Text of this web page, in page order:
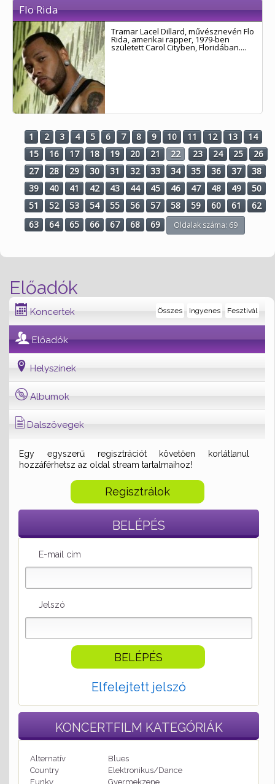
Előadók
Koncertek Fesztivál
Ingyenes
Összes
Előadók
Helyszínek
Albumok
Dalszövegek
Egy egyszerű regisztrációt követően korlátlanul
hozzáférhetsz az oldal stream tartalmaihoz!
Regisztrálok
BELÉPÉS
E-mail cím
Jelszó
Elfelejtett jelszó
KONCERTFILM KATEGÓRIÁK
Alternatív
Blues
Country
Elektronikus/Dance
Funky
Gyermekzene
Flo Rida
Tramar Lacel Dillard, művésznevén Flo
Rida, amerikai rapper, 1979-ben
született Carol Cityben, Floridában....
1 2 3 4 5 6 7 8 9 10 11 12 13
14
15
16 17 18 19 20 21 22 23 24 25
26
27
28 29 30 31 32 33 34 35 36 37
38
39
40 41 42 43 44 45 46 47 48 49
50
51
52 53 54 55 56 57 58 59 60 61
62
63
64 65 66 67 68 69 Oldalak száma: 69